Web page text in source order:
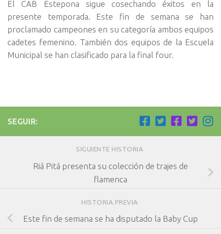
El CAB Estepona sigue cosechando éxitos en la
presente temporada. Este fin de semana se han
proclamado campeones en su categoría ambos equipos
cadetes femenino. También dos equipos de la Escuela
Municipal se han clasificado para la final four.
SEGUIR:
SIGUIENTE HISTORIA
Riá Pitá presenta su colección de trajes de
flamenca
HISTORIA PREVIA
Este fin de semana se ha disputado la Baby Cup